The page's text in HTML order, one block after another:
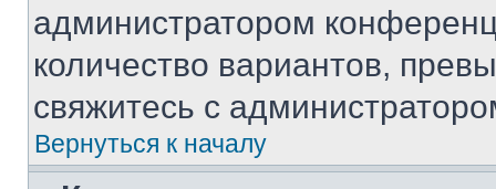
администратором
количество вариантов,
свяжитесь с
Вернуться к началу